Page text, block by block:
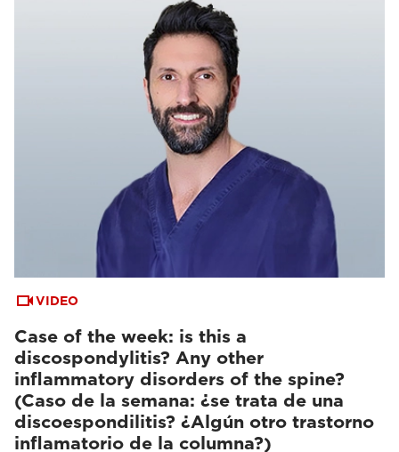
VIDEO
Case of the week: is this a
discospondylitis? Any other
inflammatory disorders of the spine?
(Caso de la semana: ¿se trata de una
discoespondilitis? ¿Algún otro trastorno
inflamatorio de la columna?)